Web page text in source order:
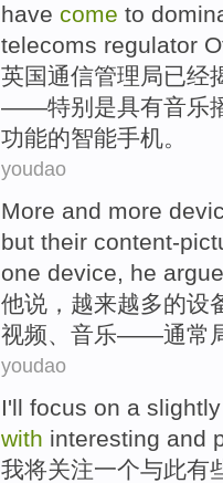
have come to
telecoms regulator
英国通信管理局已经
——特别是具有音乐
功能的智能手机。
youdao
More and more
but their content-
one device, he
他说 ， 越来越多的设
视频、 音乐——通常
youdao
I'll focus on a slightly
with interesting and
我将关注一个与此有